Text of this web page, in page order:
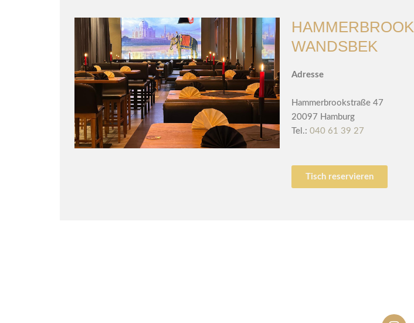
HAMMERBROOK
WANDSBEK
Adresse
Hammerbrookstraße 47
20097 Hamburg
Tel.: 040 61 39 27
Tisch reservieren
I